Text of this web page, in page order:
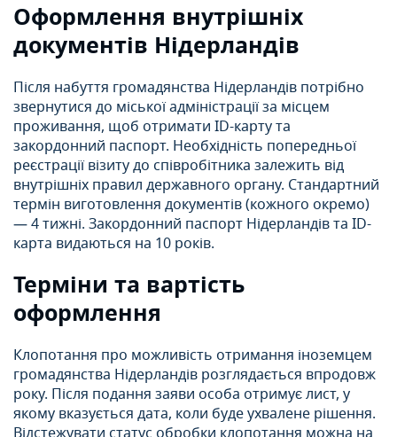
Оформлення внутрішніх
документів Нідерландів
Після набуття громадянства Нідерландів потрібно
звернутися до міської адміністрації за місцем
проживання, щоб отримати ID-карту та
закордонний паспорт. Необхідність попередньої
реєстрації візиту до співробітника залежить від
внутрішніх правил державного органу. Стандартний
термін виготовлення документів (кожного окремо)
— 4 тижні. Закордонний паспорт Нідерландів та ID-
карта видаються на 10 років.
Терміни та вартість
оформлення
Клопотання про можливість отримання іноземцем
громадянства Нідерландів розглядається впродовж
року. Після подання заяви особа отримує лист, у
якому вказується дата, коли буде ухвалене рішення.